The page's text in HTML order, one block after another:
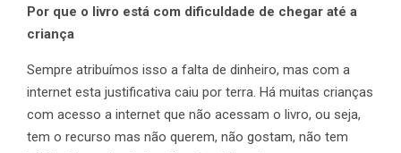
Por que o livro está com dificuldade de chegar até a
criança
Sempre atribuímos isso a falta de dinheiro, mas com a
internet esta justificativa caiu por terra. Há muitas crianças
com acesso a internet que não acessam o livro, ou seja,
tem o recurso mas não querem, não gostam, não tem